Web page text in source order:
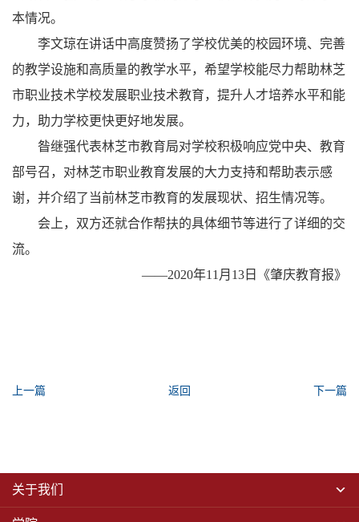
本情况。
李文琼在讲话中高度赞扬了学校优美的校园环境、完善
的教学设施和高质量的教学水平，希望学校能尽力帮助林芝
市职业技术学校发展职业技术教育，提升人才培养水平和能
力，助力学校更快更好地发展。
昝继强代表林芝市教育局对学校积极响应党中央、教育
部号召，对林芝市职业教育发展的大力支持和帮助表示感
谢，并介绍了当前林芝市教育的发展现状、招生情况等。
会上，双方还就合作帮扶的具体细节等进行了详细的交
流。
——2020年11月13日《肇庆教育报》
上一篇 返回 下一篇
关于我们